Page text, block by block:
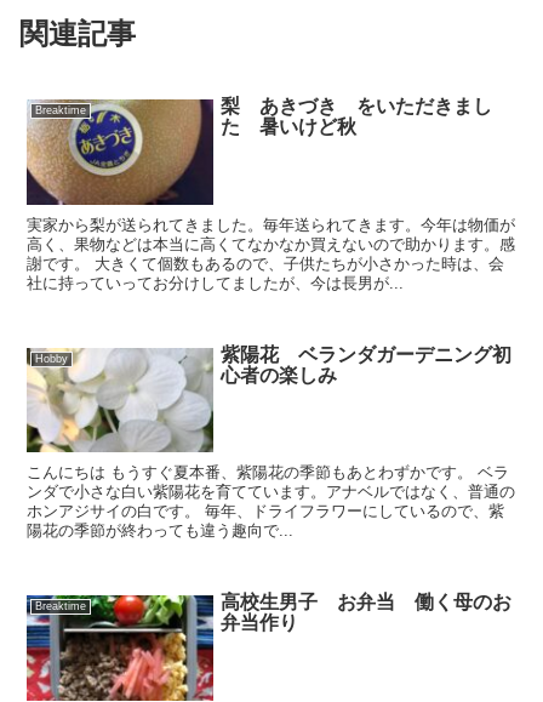
関連記事
Breaktime
梨 あきづき をいただきまし
た 暑いけど秋
実家から梨が送られてきました。毎年送られてきます。今年は物価が
高く、果物などは本当に高くてなかなか買えないので助かります。感
謝です。 大きくて個数もあるので、子供たちが小さかった時は、会
社に持っていってお分けしてましたが、今は長男が...
Hobby
紫陽花 ベランダガーデニング初
心者の楽しみ
こんにちは もうすぐ夏本番、紫陽花の季節もあとわずかです。 ベラ
ンダで小さな白い紫陽花を育てています。アナベルではなく、普通の
ホンアジサイの白です。 毎年、ドライフラワーにしているので、紫
陽花の季節が終わっても違う趣向で...
Breaktime
高校生男子 お弁当 働く母のお
弁当作り